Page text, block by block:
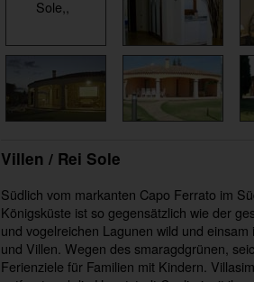
Villen / Rei Sole
Südlich vom markanten Capo Ferrato im
Königsküste ist so gegensätzlich wie der
und vogelreichen Lagunen wild und
und Villen. Wegen des smaragdgrünen,
Ferienziele für Familien mit Kindern.